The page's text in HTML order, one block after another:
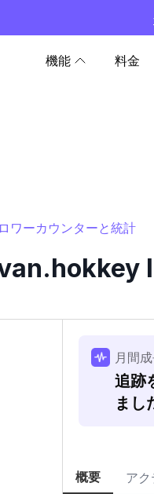
機能 料金
ワーカウンターと統計
月間
追跡
まし
概要 アク